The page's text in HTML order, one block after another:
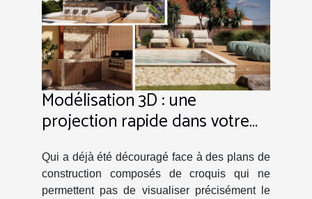
Modélisation 3D : une
projection rapide dans votre
Qui a déjà été découragé face à des plans de
construction composés de croquis qui ne
permettent pas de visualiser précisément le